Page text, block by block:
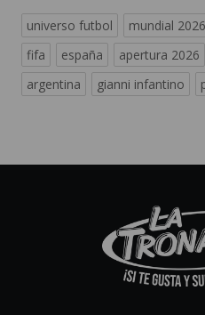
universo futbol mundial 2026
fifa
españa apertura 2026
argentina
gianni infantino